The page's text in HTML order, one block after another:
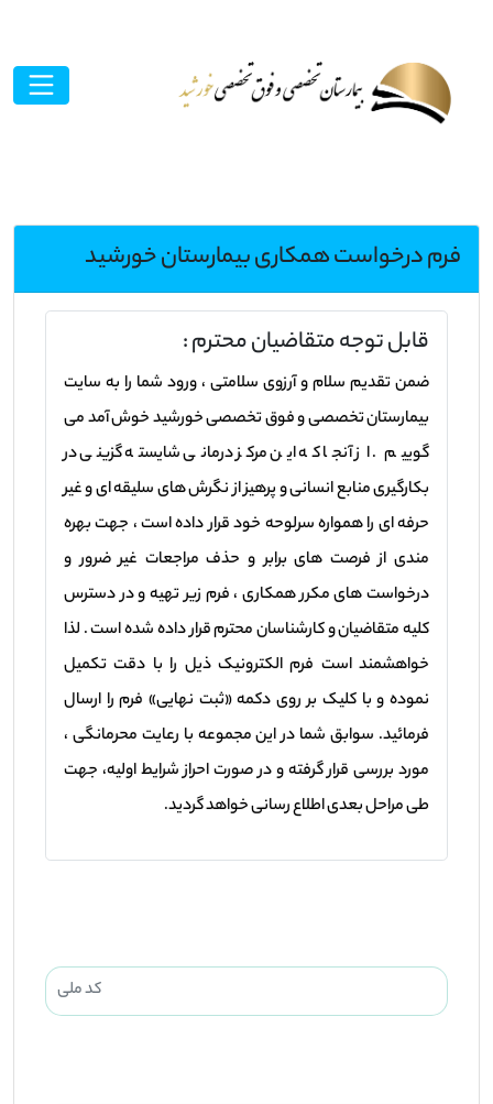
فرم درخواست همکاری بیمارستان خورشید
قابل توجه متقاضیان محترم :
ضمن تقدیم سلام و آرزوی سلامتی ، ورود شما را به سایت
بیمارستان تخصصی و فوق تخصصی خورشید خوش آمد می
گوییم . از آنجا که این مرکز درمانی شایسته گزینی در
بکارگیری منابع انسانی و پرهیز از نگرش های سلیقه ای و غیر
حرفه ای را همواره سرلوحه خود قرار داده است ، جهت بهره
مندی از فرصت های برابر و حذف مراجعات غیر ضرور و
درخواست های مکرر همکاری ، فرم زیر تهیه و در دسترس
کلیه متقاضیان و کارشناسان محترم قرار داده شده است . لذا
خواهشمند است فرم الکترونیک ذیل را با دقت تکمیل
نموده و با کلیک بر روی دکمه «ثبت نهایی» فرم را ارسال
فرمائید. سوابق شما در این مجموعه با رعایت محرمانگی ،
مورد بررسی قرار گرفته و در صورت احراز شرایط اولیه، جهت
طی مراحل بعدی اطلاع رسانی خواهد گردید.